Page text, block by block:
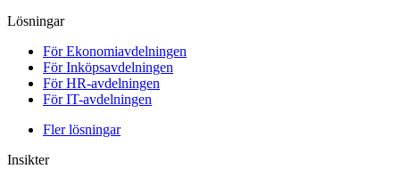
Lösningar
För Ekonomiavdelningen
För Inköpsavdelningen
För HR-avdelningen
För IT-avdelningen
Fler lösningar
Insikter